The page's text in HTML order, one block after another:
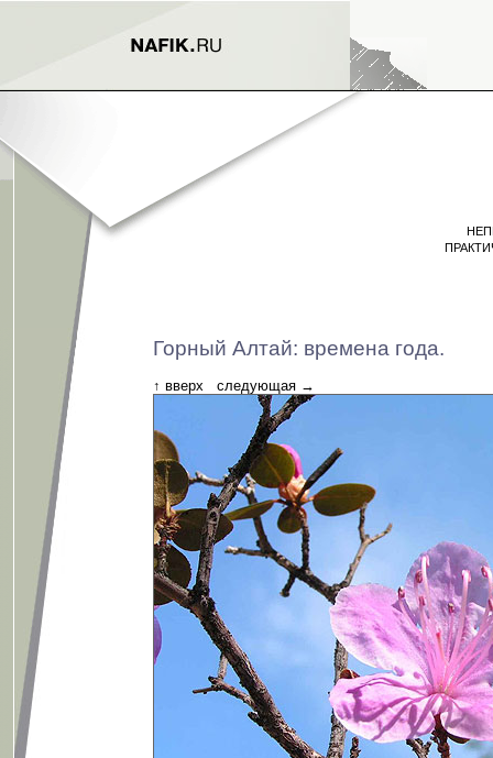
Горный Алтай: времена года.
↑ вверх следующая →